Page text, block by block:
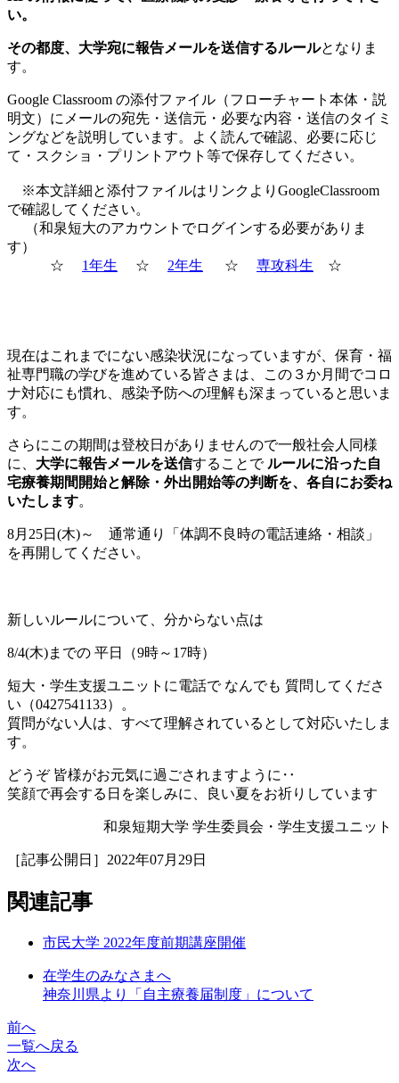
い。
その都度、大学宛に報告メールを送信するルールとなりま
す。
Google Classroom の添付ファイル（フローチャート本体・説
明文）にメールの宛先・送信元・必要な内容・送信のタイミ
ングなどを説明しています。よく読んで確認、必要に応じ
て・スクショ・プリントアウト等で保存してください。
※本文詳細と添付ファイルはリンクよりGoogleClassroom
で確認してください。
（和泉短大のアカウントでログインする必要がありま
す）
☆ 1年生 ☆ 2年生 ☆ 専攻科生 ☆
現在はこれまでにない感染状況になっていますが、保育・福
祉専門職の学びを進めている皆さまは、この３か月間でコロ
ナ対応にも慣れ、感染予防への理解も深まっていると思いま
す。
さらにこの期間は登校日がありませんので一般社会人同様
に、 大学に報告メールを送信することで ルールに沿った自
宅療養期間開始と解除・外出開始等の判断を、各自にお委ね
いたします。
8月25日(木)～ 通常通り「体調不良時の電話連絡・相談」
を再開してください。
新しいルールについて、分からない点は
8/4(木)までの 平日（9時～17時）
短大・学生支援ユニットに電話で なんでも 質問してくださ
い（0427541133）。
質問がない人は、すべて理解されているとして対応いたしま
す。
どうぞ 皆様がお元気に過ごされますように‥
笑顔で再会する日を楽しみに、良い夏をお祈りしています
和泉短期大学 学生委員会・学生支援ユニット
［記事公開日］2022年07月29日
関連記事
市民大学 2022年度前期講座開催
在学生のみなさまへ
神奈川県より「自主療養届制度」について
前へ
一覧へ戻る
次へ